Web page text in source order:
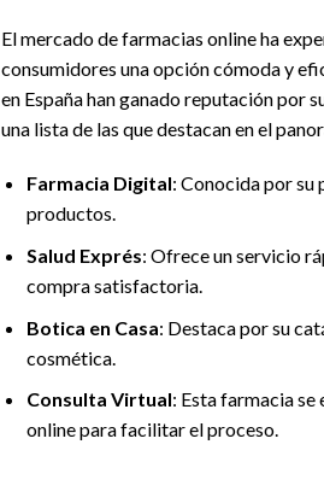
El mercado de farmacias online ha
consumidores una opción cómoda y
en España han ganado reputación por
una lista de las que destacan en el
Farmacia Digital: Conocida por su
productos.
Salud Exprés: Ofrece un servicio
compra satisfactoria.
Botica en Casa: Destaca por su
cosmética.
Consulta Virtual: Esta farmacia se
online para facilitar el proceso.